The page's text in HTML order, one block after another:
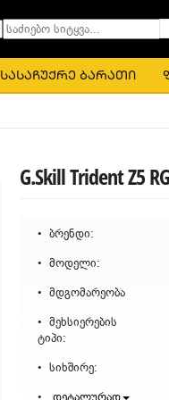
საძიებო სიტყვა...
სასაჩუქრე ბარათი
G.Skill Trident Z5
ბრენდი:
მოდელი:
მდგომარეობა
მეხსიერების
ტიპი:
სიხშირე:
დეტალურად